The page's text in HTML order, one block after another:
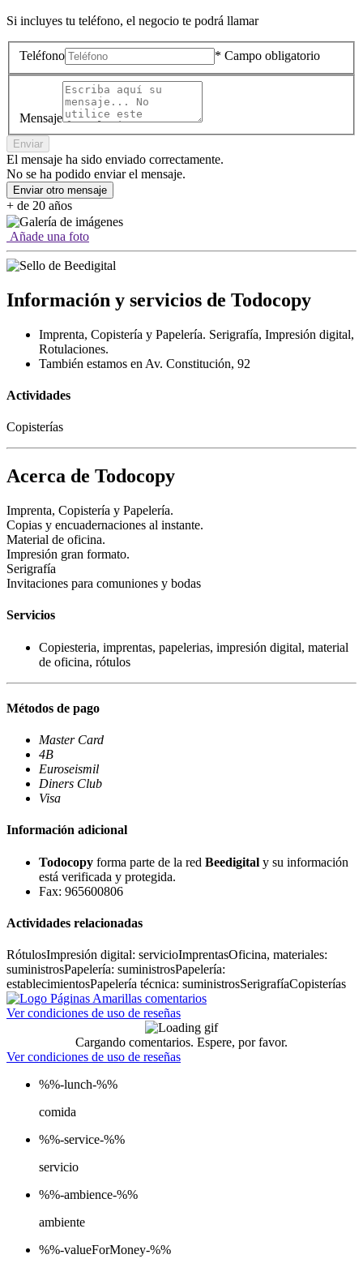
Si incluyes tu teléfono, el negocio te podrá llamar
Teléfono * Campo obligatorio
Mensaje
Enviar
El mensaje ha sido enviado correctamente.
No se ha podido enviar el mensaje.
Enviar otro mensaje
+ de 20 años
Añade una foto
Información y servicios de Todocopy
Imprenta, Copistería y Papelería. Serigrafía, Impresión digital,
Rotulaciones.
También estamos en Av. Constitución, 92
Actividades
Copisterías
Acerca de Todocopy
Imprenta, Copistería y Papelería.
Copias y encuadernaciones al instante.
Material de oficina.
Impresión gran formato.
Serigrafía
Invitaciones para comuniones y bodas
Servicios
Copiesteria, imprentas, papelerias, impresión digital, material
de oficina, rótulos
Métodos de pago
Master Card
4B
Euroseismil
Diners Club
Visa
Información adicional
Todocopy forma parte de la red Beedigital y su información
está verificada y protegida.
Fax: 965600806
Actividades relacionadas
RótulosImpresión digital: servicioImprentasOficina, materiales:
suministrosPapelería: suministrosPapelería:
establecimientosPapelería técnica: suministrosSerigrafíaCopisterías
Ver condiciones de uso de reseñas
Cargando comentarios. Espere, por favor.
Ver condiciones de uso de reseñas
%%-lunch-%%
comida
%%-service-%%
servicio
%%-ambience-%%
ambiente
%%-valueForMoney-%%